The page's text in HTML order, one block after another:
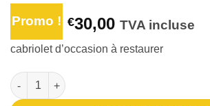
Promo !
€55,00
Le
prix
initial
€30,00Le
actuel
TVA incluse
cabriolet d’occasion à restaurer
quantité de cabriolet d'occasion à restaurer